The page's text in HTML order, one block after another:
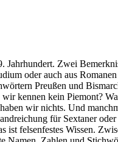
Zwei
oder auch aus
Preußen und
kennen kein Piemont?
wir nichts. Und
für Sextaner
felsenfestes Wissen.